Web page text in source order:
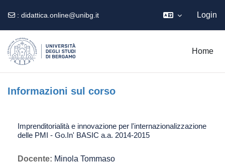
: didattica.online@unibg.it Login
Home
Informazioni sul corso
Imprenditorialità e innovazione per l'internazionalizzazione
delle PMI - Go.In' BASIC a.a. 2014-2015
Docente: Minola Tommaso